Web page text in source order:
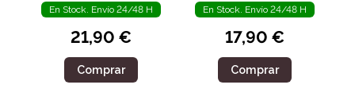
En Stock. Envío 24/48 H
21,90 €
Comprar
En Stock. Envío 24/48 H
17,90 €
Comprar